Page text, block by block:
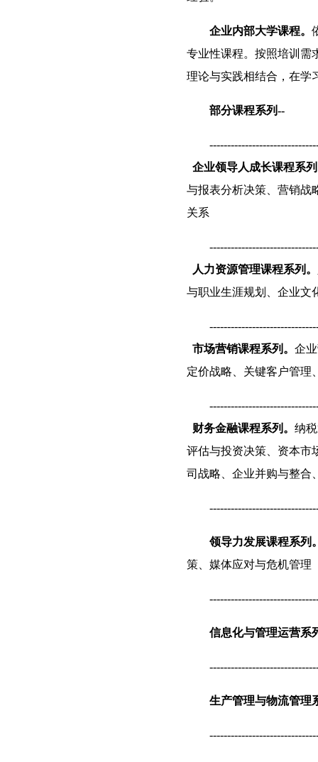
企业内部大学课程。
专业性课程。按照培训需
理论与实践相结合，在学
部分课程系列--
企业领导人成长课程系
与报表分析决策、营销战
关系
人力资源管理课程系列。
与职业生涯规划、企业文
市场营销课程系列。 企
定价战略、关键客户管理
财务金融课程系列。 纳
评估与投资决策、资本市
司战略、企业并购与整合
领导力发展课程系列
策、媒体应对与危机管理
信息化与管理运营系
生产管理与物流管理